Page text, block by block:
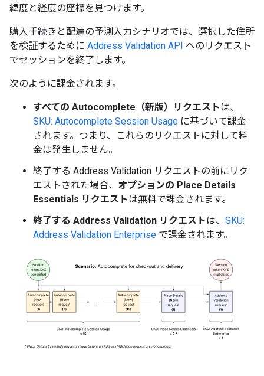
緯度と経度の座標を見つけます。
購入手続きと配達の予測入力シナリオでは、選択した住所
を検証するために Address Validation API へのリクエスト
でセッションを終了します。
次のように課金されます。
すべての Autocomplete（新版）リクエストは、
SKU: Autocomplete Session Usage に基づいて課金
されます。つまり、これらのリクエストに対して料
金は発生しません。
終了する Address Validation リクエストの前にリク
エストされた場合、 オプションの Place Details
Essentials リクエストは無料で課金されます。
終了する Address Validation リクエストは、 SKU:
Address Validation Enterprise で課金されます。